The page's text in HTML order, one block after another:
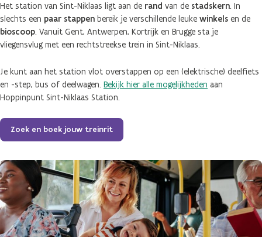
Het station van Sint-Niklaas ligt aan de rand van de stadskern. In
slechts een paar stappen bereik je verschillende leuke winkels en de
bioscoop. Vanuit Gent, Antwerpen, Kortrijk en Brugge sta je
vliegensvlug met een rechtstreekse trein in Sint-Niklaas.
Je kunt aan het station vlot overstappen op een (elektrische) deelfiets
en -step, bus of deelwagen. Bekijk hier alle mogelijkheden aan
Hoppinpunt Sint-Niklaas Station.
Zoek en boek jouw treinrit